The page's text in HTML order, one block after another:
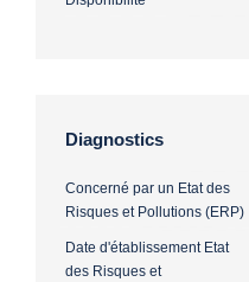
Diagnostics
Concerné par un Etat des
Risques et Pollutions (ERP)
Date d'établissement Etat
des Risques et